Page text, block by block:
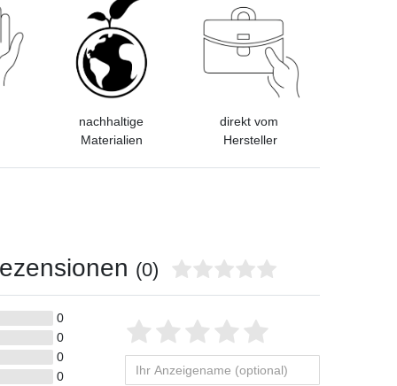
nachhaltige
Materialien
direkt vom
Hersteller
(0)
0
0
0
0
Bewertungssterne
von
4
von
3
von
2
von
1
von